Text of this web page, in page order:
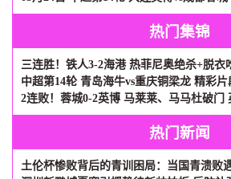
热门集锦
中超第14轮 青岛海牛vs重庆铜梁龙 精彩片
2连败！蓉城0-2英博 马莱莱、马马杜破门
热门新闻
土伦杯惨败背后的青训困局：当国青溃败